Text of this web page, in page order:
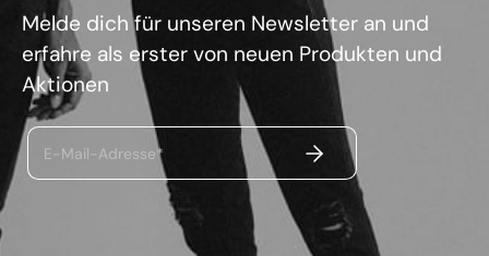
Melde dich für unseren Newsletter an und
erfahre als erster von neuen Produkten und
Aktionen
E-Mail-Adresse* ABSENDEN